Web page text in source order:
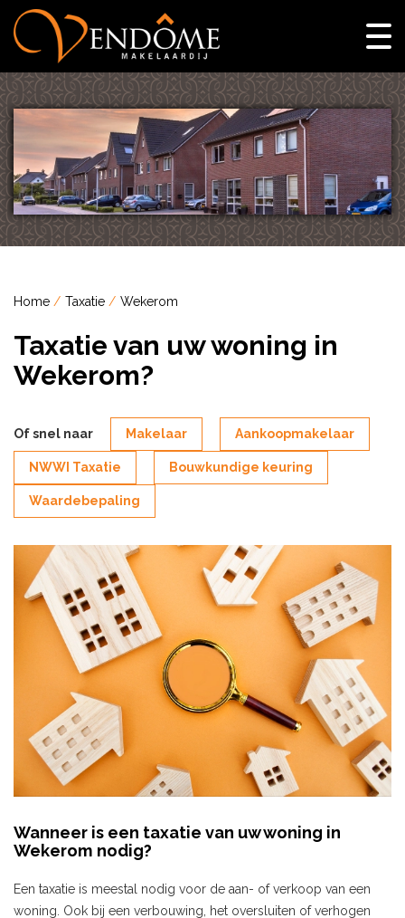
Home Taxatie Wekerom
Taxatie van uw woning in
Wekerom?
Of snel naar Makelaar Aankoopmakelaar
NWWI Taxatie Bouwkundige keuring
Waardebepaling
Wanneer is een taxatie van uw woning in
Wekerom nodig?
Een taxatie is meestal nodig voor de aan- of verkoop van een
woning. Ook bij een verbouwing, het oversluiten of verhogen